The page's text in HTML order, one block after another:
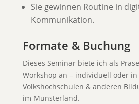
Sie gewinnen Routine in
Kommunikation.
Formate & Buchung
Dieses Seminar biete ich als
Workshop an – individuell oder
Volkshochschulen & anderen
im Münsterland.